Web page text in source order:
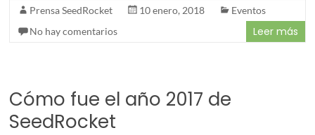
Prensa SeedRocket 10 enero, 2018
Eventos
No hay comentarios
Leer más
Cómo fue el año 2017 de
SeedRocket